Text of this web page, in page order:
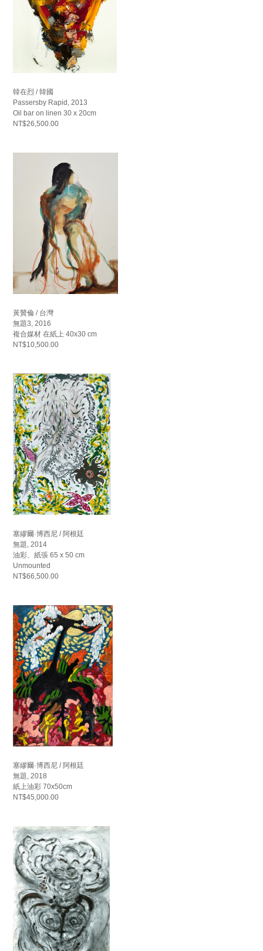
韓在烈 / 韓國
Passersby Rapid, 2013
Oil bar on linen 30 x 20cm
NT$26,500.00
黃贊倫 / 台灣
無題3, 2016
複合媒材 在紙上 40x30 cm
NT$10,500.00
塞繆爾·博西尼 / 阿根廷
無題, 2014
油彩、紙張 65 x 50 cm
Unmounted
NT$66,500.00
塞繆爾·博西尼 / 阿根廷
無題, 2018
紙上油彩 70x50cm
NT$45,000.00